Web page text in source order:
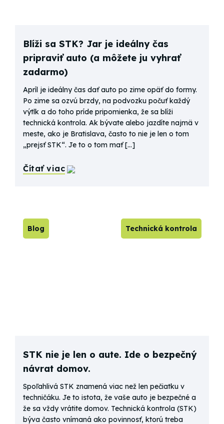
Blíži sa STK? Jar je ideálny čas
pripraviť auto (a môžete ju vyhrať
zadarmo)
Apríl je ideálny čas dať auto po zime opäť do formy.
Po zime sa ozvú brzdy, na podvozku počuť každý
výtlk a do toho príde pripomienka, že sa blíži
technická kontrola. Ak bývate alebo jazdíte najmä v
meste, ako je Bratislava, často to nie je len o tom
„prejsť STK“. Je to o tom mať […]
Čítať viac
Blog Technická kontrola
STK nie je len o aute. Ide o bezpečný
návrat domov.
Spoľahlivá STK znamená viac než len pečiatku v
techničáku. Je to istota, že vaše auto je bezpečné a
že sa vždy vrátite domov. Technická kontrola (STK)
býva často vnímaná ako povinnosť, ktorú treba